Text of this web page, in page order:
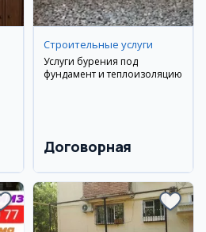
Строительные услуги
Услуги бурения под
фундамент и теплоизоляцию
Договорная